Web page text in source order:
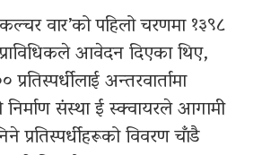
वार’को पहिलो चरणमा १३९८
आवेदन दिएका थिए,
अन्तरवार्तामा
संस्था ई स्क्वायरले आगामी
प्रतिस्पर्धीहरूको विवरण चाँडै